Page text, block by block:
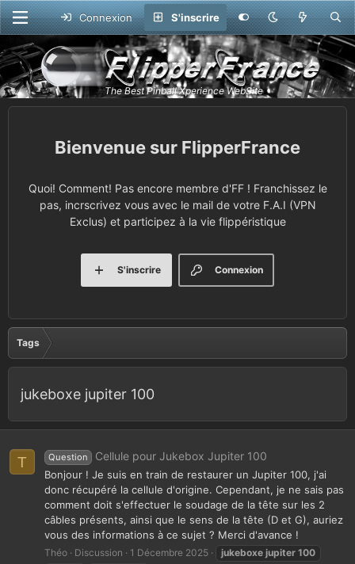
Connexion S'inscrire
FlipperFrance
Quoi! Comment! Pas encore membre d'FF ! Franchissez le
pas, incrscrivez vous avec le mail de votre F.A.I (VPN
Exclus) et participez à la vie flippéristique
Connexion
S'inscrire
Tags
jukeboxe jupiter 100
T Question Cellule pour Jukebox Jupiter 100
Bonjour ! Je suis en train de restaurer un Jupiter 100, j'ai
donc récupéré la cellule d'origine. Cependant, je ne sais pas
comment doit s'effectuer le soudage de la tête sur les 2
câbles présents, ainsi que le sens de la tête (D et G), auriez
vous des informations à ce sujet ? Merci d'avance !
Théo Discussion 1 Décembre 2025 jukeboxe jupiter 100